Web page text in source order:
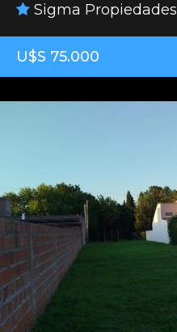
Sigma Propiedades
U$S 75.000